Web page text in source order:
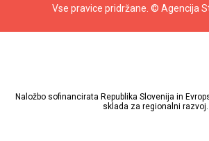
Vse pravice pridržane. © Agencija
Naložbo sofinancirata Republika Slovenija in
sklada za regionalni razvoj.